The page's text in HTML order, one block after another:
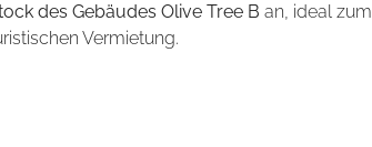
des Gebäudes Olive Tree B an, ideal zum
Vermietung.